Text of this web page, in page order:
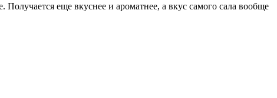
еще вкуснее и ароматнее, а вкус самого сала вообще